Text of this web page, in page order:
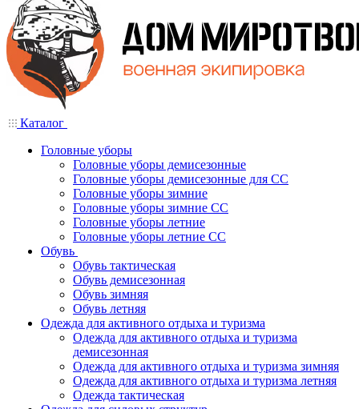
Каталог
Головные уборы
Головные уборы демисезонные
Головные уборы демисезонные для СС
Головные уборы зимние
Головные уборы зимние СС
Головные уборы летние
Головные уборы летние СС
Обувь
Обувь тактическая
Обувь демисезонная
Обувь зимняя
Обувь летняя
Одежда для активного отдыха и туризма
Одежда для активного отдыха и туризма
демисезонная
Одежда для активного отдыха и туризма зимняя
Одежда для активного отдыха и туризма летняя
Одежда тактическая